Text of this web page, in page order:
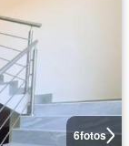
6fotos